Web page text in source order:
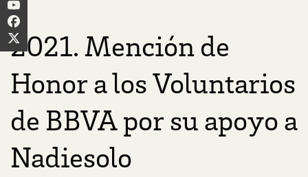
2021. Mención de
Honor a los Voluntarios
de BBVA por su apoyo a
Nadiesolo